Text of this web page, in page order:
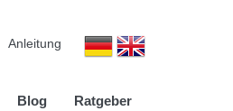
Blog Ratgeber
Anleitung